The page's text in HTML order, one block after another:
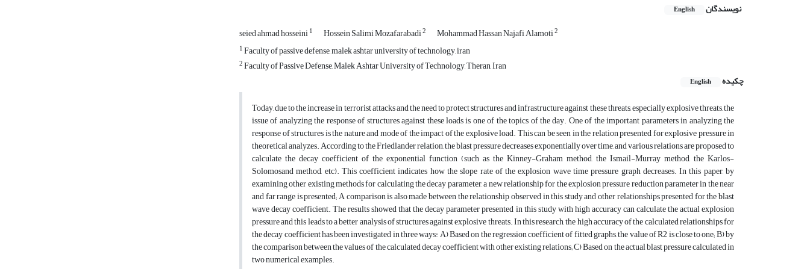
نویسندگان English
seied ahmad hosseini1 Hossein Salimi Mozafarabadi2 Mohammad Hassan Najafi Alamoti2
1Faculty of passive defense, malek ashtar university of technology, iran
2Faculty of Passive Defense, Malek Ashtar University of Technology, Theran, Iran
چکیده
English
Today, due to the increase in terrorist attacks and the need to protect structures and infrastructure against these threats, especially explosive threats, the
issue of analyzing the response of structures against these loads is one of the topics of the day. One of the important parameters in analyzing the
response of structures is the nature and mode of the impact of the explosive load. This can be seen in the relation presented for explosive pressure in
theoretical analyzes. According to the Friedlander relation, the blast pressure decreases exponentially over time, and various relations are proposed to
calculate the decay coefficient of the exponential function (such as the Kinney-Graham method, the Ismail-Murray method, the Karlos-
Solomosand method, etc). This coefficient indicates how the slope rate of the explosion wave time pressure graph decreases. In this paper, by
examining other existing methods for calculating the decay parameter, a new relationship for the explosion pressure reduction parameter in the near
and far range is presented; A comparison is also made between the relationship observed in this study and other relationships presented for the blast
wave decay coefficient. The results showed that the decay parameter presented in this study with high accuracy can calculate the actual explosion
pressure and this leads to a better analysis of structures against explosive threats. In this research, the high accuracy of the calculated relationships for
the decay coefficient has been investigated in three ways: A) Based on the regression coefficient of fitted graphs, the value of R2 is close to one; B) by
the comparison between the values of the calculated decay coefficient with other existing relations; C) Based on the actual blast pressure calculated in
two numerical examples.